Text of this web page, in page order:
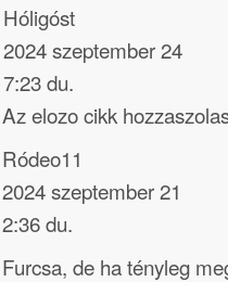
Hóligóst
2024 szeptember 24
7:23 du.
Az elozo cikk
Ródeo11
2024 szeptember 21
2:36 du.
Furcsa, de ha tényleg